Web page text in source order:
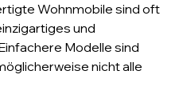
Wohnmobile sind oft
und
Modelle sind
nicht alle